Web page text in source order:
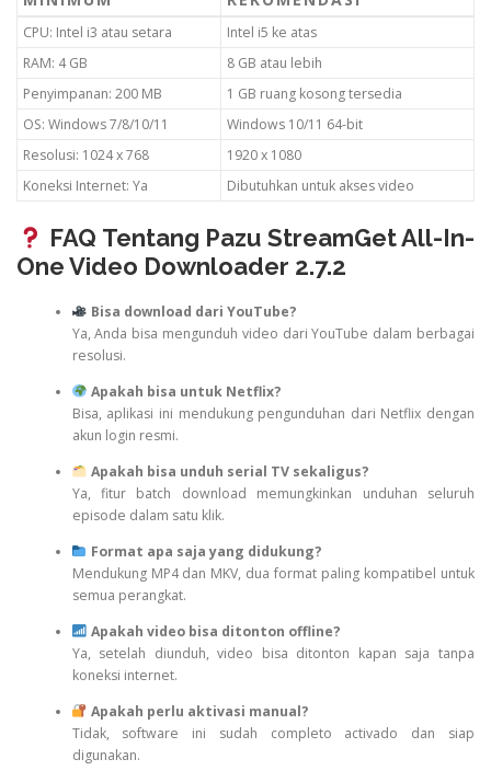
CPU: Intel i3 atau setara
Intel i5 ke atas
RAM: 4 GB
8 GB atau lebih
Penyimpanan: 200 MB
1 GB ruang kosong tersedia
OS: Windows 7/8/10/11
Windows 10/11 64-bit
Resolusi: 1024 x 768
1920 x 1080
Koneksi Internet: Ya
Dibutuhkan untuk akses video
FAQ Tentang Pazu StreamGet All-In-
One Video Downloader 2.7.2
Bisa download dari YouTube?
Ya, Anda bisa mengunduh video dari YouTube dalam berbagai
resolusi.
Apakah bisa untuk Netflix?
Bisa, aplikasi ini mendukung pengunduhan dari Netflix dengan
akun login resmi.
Apakah bisa unduh serial TV sekaligus?
Ya, fitur batch download memungkinkan unduhan seluruh
episode dalam satu klik.
Format apa saja yang didukung?
Mendukung MP4 dan MKV, dua format paling kompatibel untuk
semua perangkat.
Apakah video bisa ditonton offline?
Ya, setelah diunduh, video bisa ditonton kapan saja tanpa
koneksi internet.
Apakah perlu aktivasi manual?
Tidak, software ini sudah completo activado dan siap
digunakan.